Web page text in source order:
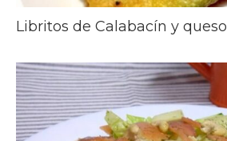
Libritos de Calabacín y queso